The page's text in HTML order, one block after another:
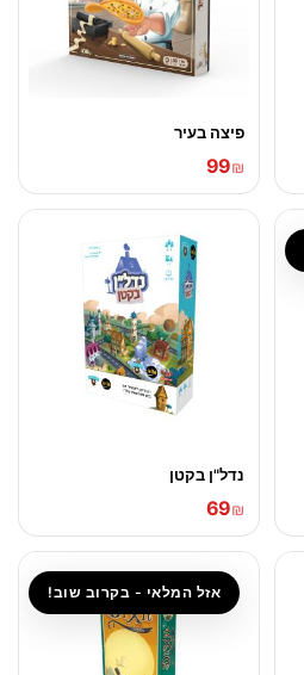
פיצה בעיר
₪
99
נדל"ן בקטן
₪
69
אזל המלאי - בקרוב שוב!